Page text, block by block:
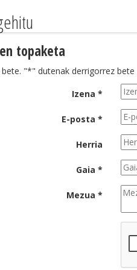
topaketa
"*" dutenak derrigorrez bete
Izena *
E-posta *
Herria
Gaia *
Mezua *